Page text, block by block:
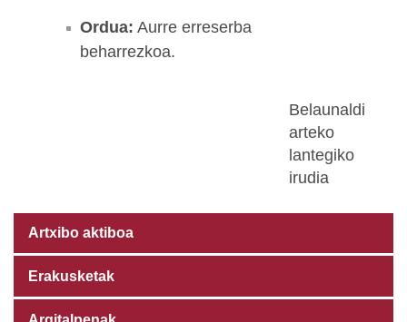
Ordua: Aurre erreserba
beharrezkoa.
Belaunaldi
arteko
lantegiko
irudia
Artxibo aktiboa
Erakusketak